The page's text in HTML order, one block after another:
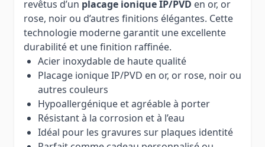
revêtus d’un placage ionique IP/PVD en or, or
rose, noir ou d’autres finitions élégantes. Cette
technologie moderne garantit une excellente
durabilité et une finition raffinée.
Acier inoxydable de haute qualité
Placage ionique IP/PVD en or, or rose, noir ou
autres couleurs
Hypoallergénique et agréable à porter
Résistant à la corrosion et à l’eau
Idéal pour les gravures sur plaques identité